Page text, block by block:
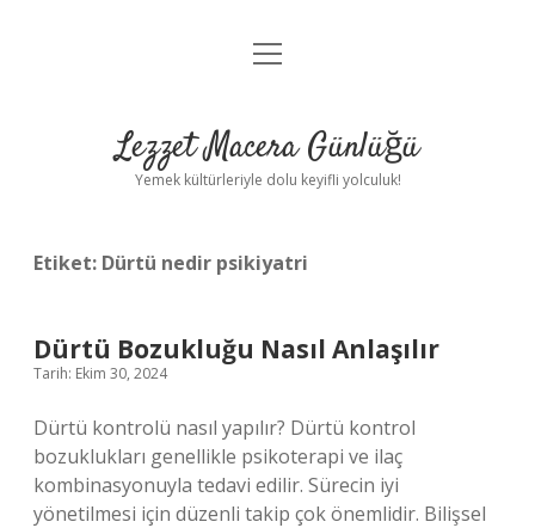
Anasayfa
Yasal Uyarı
menüyü
Lezzet Macera Günlüğü
Yemek kültürleriyle dolu keyifli yolculuk!
Etiket: Dürtü nedir psikiyatri
Dürtü Bozukluğu Nasıl Anlaşılır
Tarih: Ekim 30, 2024
Dürtü kontrolü nasıl yapılır? Dürtü kontrol
bozuklukları genellikle psikoterapi ve ilaç
kombinasyonuyla tedavi edilir. Sürecin iyi
yönetilmesi için düzenli takip çok önemlidir. Bilişsel